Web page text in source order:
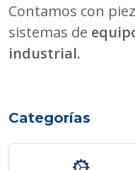
Contamos con
sistemas de
industrial.
Categorías